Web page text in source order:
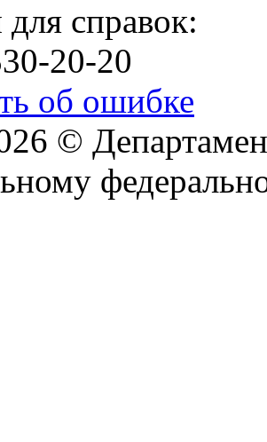
справок:
20-20
об ошибке
©